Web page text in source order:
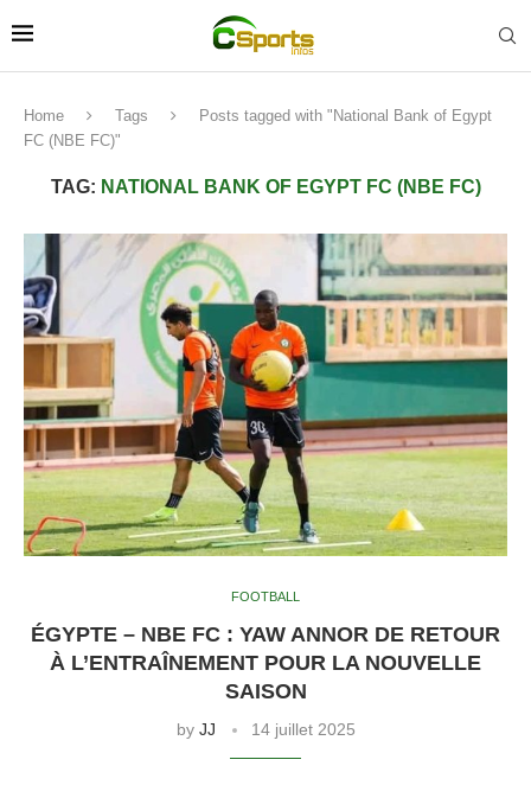
Home Tags
Posts tagged with "National Bank of Egypt
FC (NBE FC)"
TAG: NATIONAL BANK OF EGYPT FC (NBE FC)
FOOTBALL
ÉGYPTE – NBE FC : YAW ANNOR DE RETOUR
À L’ENTRAÎNEMENT POUR LA NOUVELLE
SAISON
by JJ 14 juillet 2025